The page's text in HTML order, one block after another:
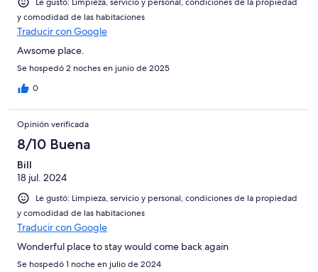
y comodidad de las habitaciones
Traducir con Google
Awsome place.
Se hospedó 2 noches en junio de 2025
0
Opinión verificada
8/10 Buena
Bill
18 jul. 2024
Le gustó: Limpieza, servicio y personal, condiciones de la propiedad
y comodidad de las habitaciones
Traducir con Google
Wonderful place to stay would come back again
Se hospedó 1 noche en julio de 2024